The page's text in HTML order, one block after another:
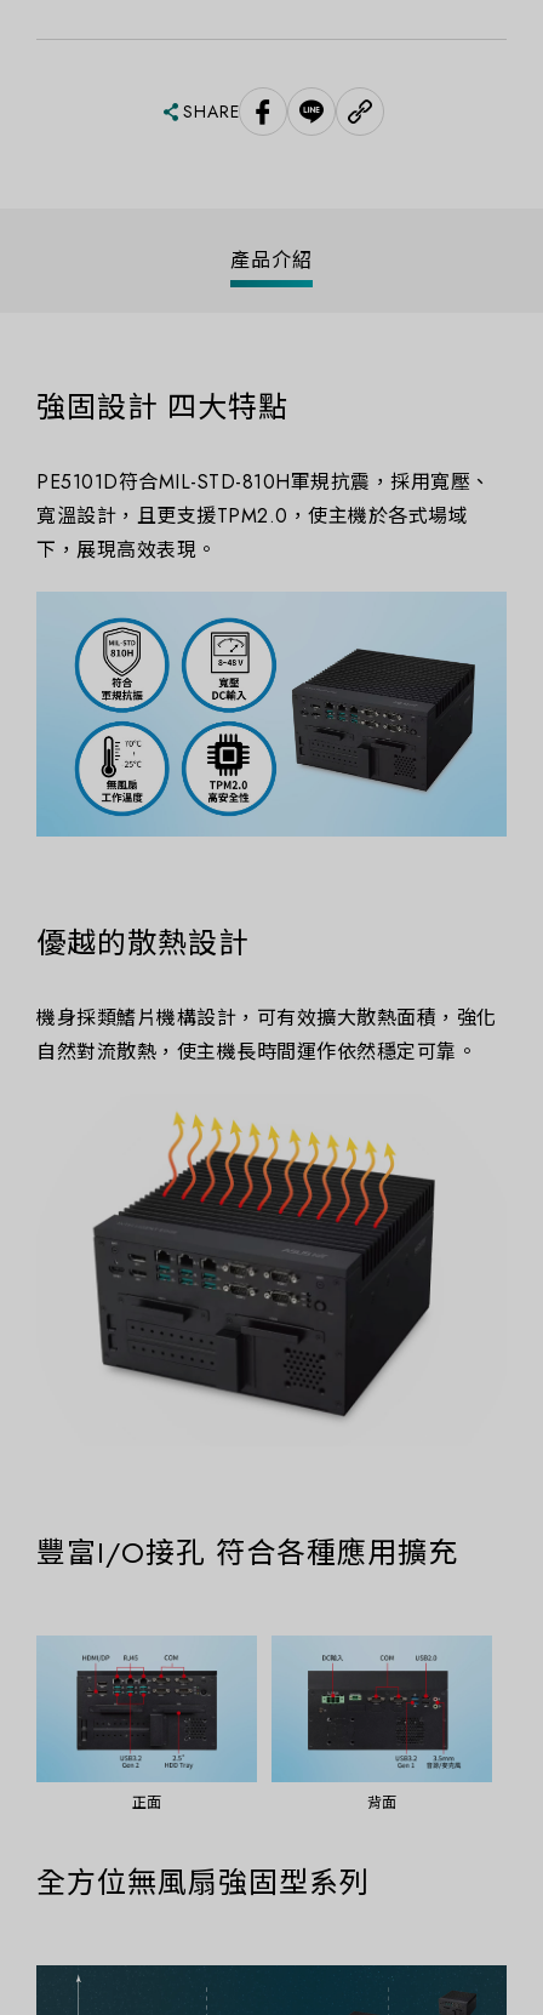
SHARE
產品介紹
強固設計 四大特點
PE5101D符合MIL-STD-810H軍規抗震，採用寬壓、
寬溫設計，且更支援TPM2.0，使主機於各式場域
下，展現高效表現。
優越的散熱設計
機身採類鰭片機構設計，可有效擴大散熱面積，強化
自然對流散熱，使主機長時間運作依然穩定可靠。
豐富I/O接孔 符合各種應用擴充
正面 背面
全方位無風扇強固型系列